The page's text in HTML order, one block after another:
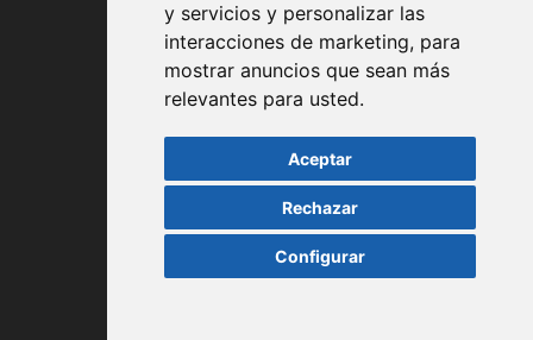
y servicios y personalizar las
interacciones de marketing, para
mostrar anuncios que sean más
relevantes para usted.
Aceptar
Rechazar
Configurar
TRABAJA CON NOSOTROS
LEGAL
Política de privacidad
Política de cookies
Aviso legal